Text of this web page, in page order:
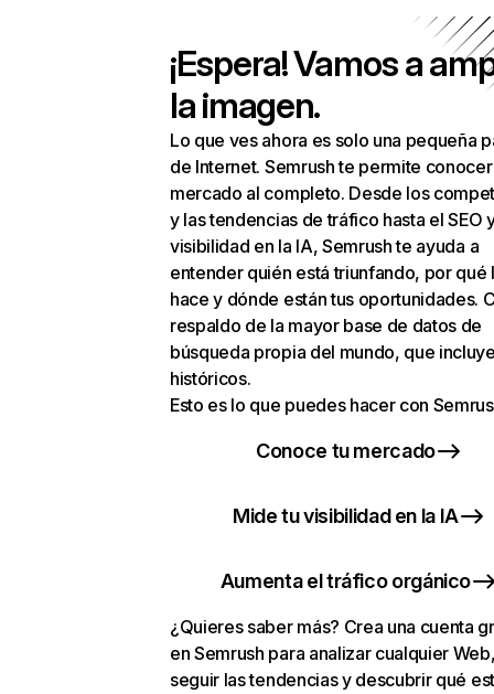
¡Espera! Vamos a
la imagen.
Lo que ves ahora es solo una pequeña
de Internet. Semrush te permite
mercado al completo. Desde los
y las tendencias de tráfico hasta el SEO
visibilidad en la IA, Semrush te ayuda a
entender quién está triunfando, por qué
hace y dónde están tus oportunidades.
respaldo de la mayor base de datos de
búsqueda propia del mundo, que
históricos.
Esto es lo que puedes hacer con
Conoce tu mercado
Mide tu visibilidad en la IA
Aumenta el tráfico orgánico
¿Quieres saber más? Crea una cuenta
en Semrush para analizar cualquier
seguir las tendencias y descubrir qué